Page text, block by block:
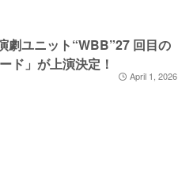
劇ユニット“WBB”27 回目の
」が上演決定！
April 1, 2026